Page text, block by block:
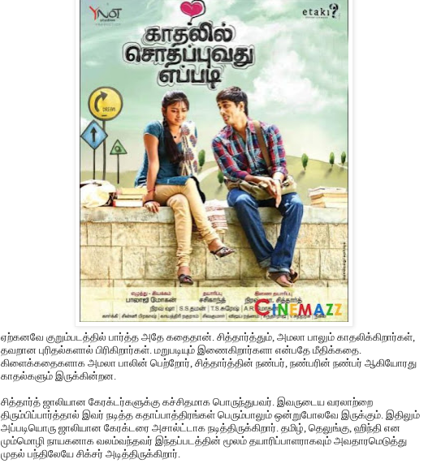
ஏற்கனவே குறும்படத்தில் பார்த்த அதே கதைதான். சித்தார்த்தும், அமலா பாலும் காதலிக்கிறார்கள்,
தவறான புரிதல்களால் பிரிகிறார்கள். மறுபடியும் இணைகிறார்களா என்பதே மீதிக்கதை.
கிளைக்கதைகளாக அமலா பாலின் பெற்றோர், சித்தார்த்தின் நண்பர், நண்பரின் நண்பர் ஆகியோரது
காதல்களும் இருக்கின்றன.
சித்தார்த் ஜாலியான கேரக்டர்களுக்கு கச்சிதமாக பொருந்துபவர். இவருடைய வரலாற்றை
திரும்பிப்பார்த்தால் இவர் நடித்த கதாப்பாத்திரங்கள் பெரும்பாலும் ஒன்றுபோலவே இருக்கும். இதிலும்
அப்படியொரு ஜாலியான கேரக்டரை அசால்ட்டாக நடித்திருக்கிறார். தமிழ், தெலுங்கு, ஹிந்தி என
மும்மொழி நாயகனாக வலம்வந்தவர் இந்தப்படத்தின் மூலம் தயாரிப்பாளராகவும் அவதாரமெடுத்து
முதல் பந்திலேயே சிக்சர் அடித்திருக்கிறார்.